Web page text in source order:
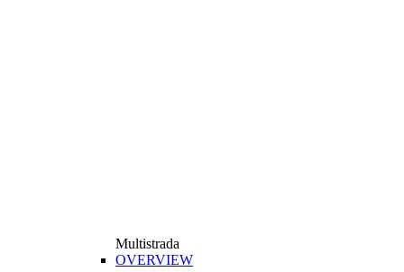
Multistrada
OVERVIEW